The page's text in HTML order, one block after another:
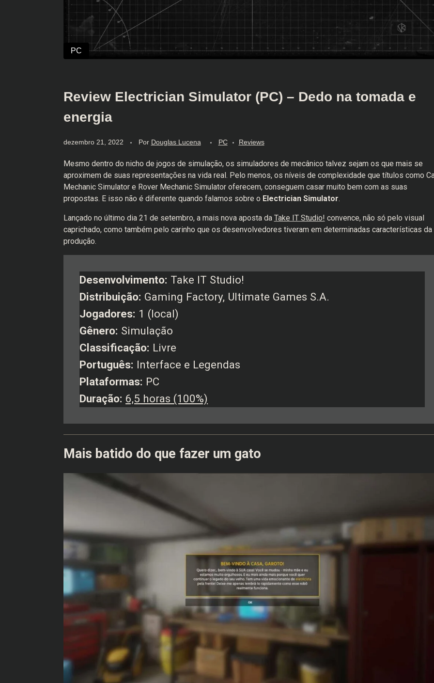
Review Electrician Simulator (PC) – Dedo na tomada e
energia
dezembro 21, 2022 Por Douglas Lucena PC Reviews
Mesmo dentro do nicho de jogos de simulação, os simuladores de mecânico talvez sejam os que mais se
aproximem de suas representações na vida real. Pelo menos, os níveis de complexidade que títulos como
Mechanic Simulator e Rover Mechanic Simulator oferecem, conseguem casar muito bem com as suas
propostas. E isso não é diferente quando falamos sobre o Electrician Simulator.
Lançado no último dia 21 de setembro, a mais nova aposta da Take IT Studio! convence, não só pelo visual
caprichado, como também pelo carinho que os desenvolvedores tiveram em determinadas características da
produção.
Desenvolvimento: Take IT Studio!
Distribuição: Gaming Factory, Ultimate Games S.A.
Jogadores: 1 (local)
Gênero: Simulação
Classificação: Livre
Português: Interface e Legendas
Plataformas: PC
Duração: 6,5 horas (100%)
Mais batido do que fazer um gato